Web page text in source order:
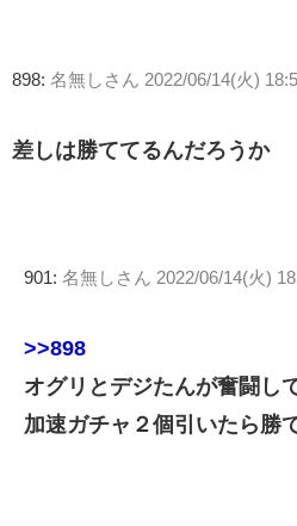
898: 名無しさん 2022/06/14(火)
差しは勝ててるんだろうか
901: 名無しさん 2022/06/14(火)
>>898
オグリとデジたんが奮闘し
加速ガチャ２個引いたら勝